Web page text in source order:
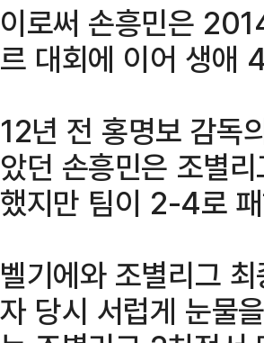
이로써 손흥민은
르 대회에 이어 생애
12년 전 홍명보 감독
았던 손흥민은 조별
했지만 팀이 2-4로
벨기에와 조별리그
자 당시 서럽게 눈물